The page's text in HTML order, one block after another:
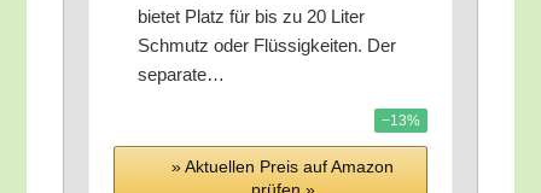
bie­tet Platz für bis zu 20 Liter
Schmutz oder Flüs­sig­kei­ten. Der
separate…
−13%
» Aktu­el­len Preis auf Ama­zon